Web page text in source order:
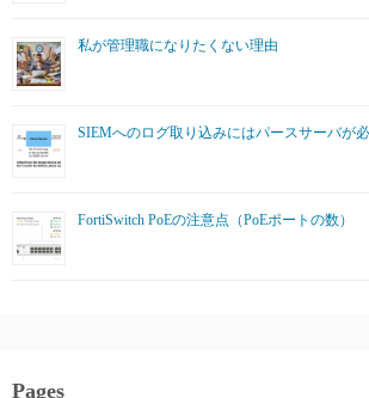
私が管理職になりたくない理由
SIEMへのログ取り込みにはパースサーバが
FortiSwitch PoEの注意点（PoEポートの数）
Pages